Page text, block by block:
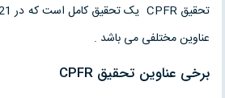
عناوین مختلفی می باشد .
برخی عناوین تحقیق CPFR